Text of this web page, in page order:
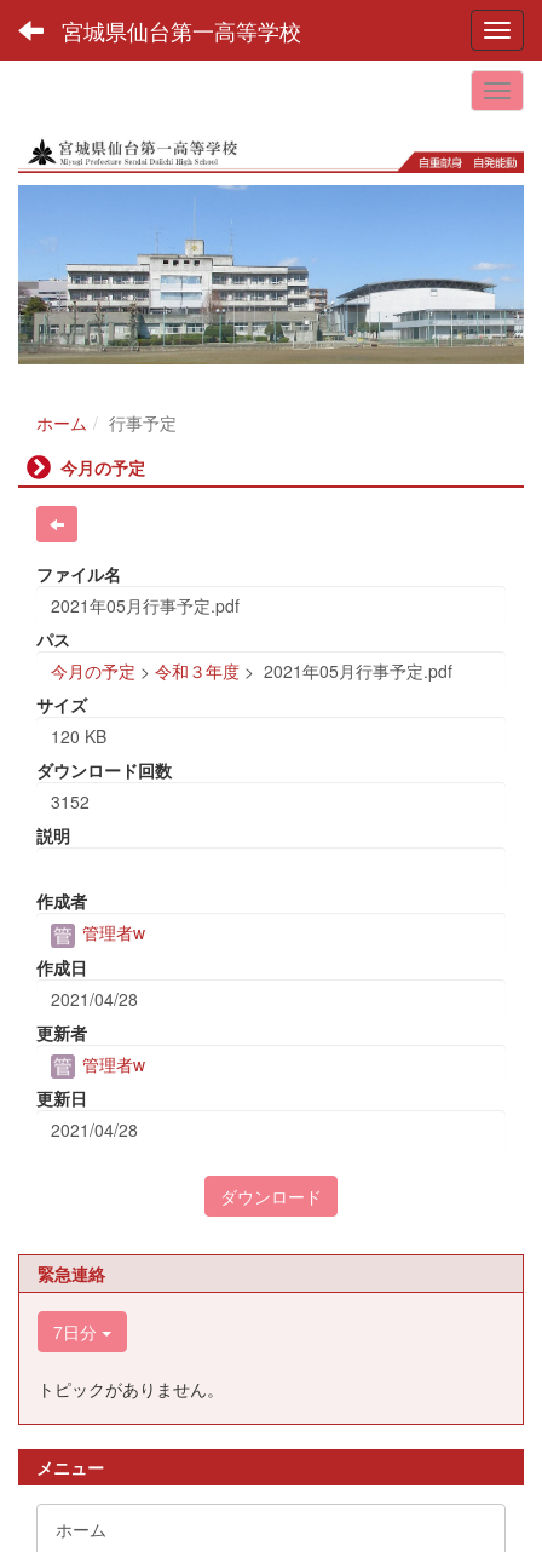
宮城県仙台第一高等学校
ホーム
行事予定
今月の予定
ファイル名
2021年05月行事予定.pdf
パス
今月の予定 > 令和３年度 > 2021年05月行事予定.pdf
サイズ
120 KB
ダウンロード回数
3152
説明
作成者
管理者w
作成日
2021/04/28
更新者
管理者w
更新日
2021/04/28
ダウンロード
緊急連絡
7日分
トピックがありません。
メニュー
ホーム